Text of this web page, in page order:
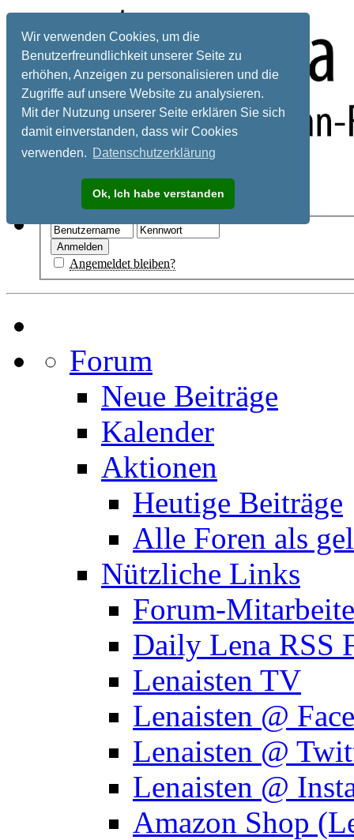
Wir verwenden Cookies, um die
Benutzerfreundlichkeit unserer Seite zu
erhöhen, Anzeigen zu personalisieren und die
Zugriffe auf unsere Website zu analysieren.
Mit der Nutzung unserer Seite erklären Sie sich
damit einverstanden, dass wir Cookies
verwenden. Datenschutzerklärung
Ok, Ich habe verstanden
Registrieren
Angemeldet bleiben?
Forum
Neue Beiträge
Kalender
Aktionen
Heutige Beiträge
Alle Foren als
Nützliche Links
Forum-
Daily Lena RSS
Lenaisten TV
Lenaisten @
Lenaisten @
Lenaisten @
Amazon Shop